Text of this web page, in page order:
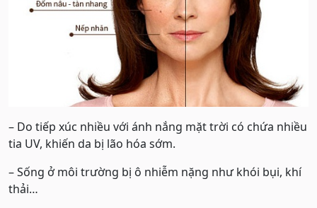
– Do tiếp xúc nhiều với ánh nắng mặt trời có chứa nhiều
tia UV, khiến da bị lão hóa sớm.
– Sống ở môi trường bị ô nhiễm nặng như khói bụi, khí
thải…